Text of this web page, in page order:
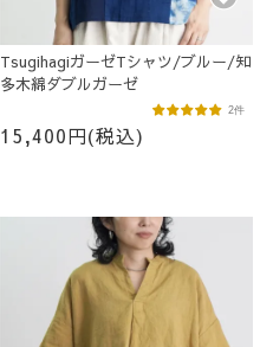
TsugihagiガーゼTシャツ/ブルー/知
多木綿ダブルガーゼ
15,400円(税込)
2件